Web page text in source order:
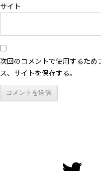
サイト
次回のコメントで使用するた
ス、サイトを保存する。